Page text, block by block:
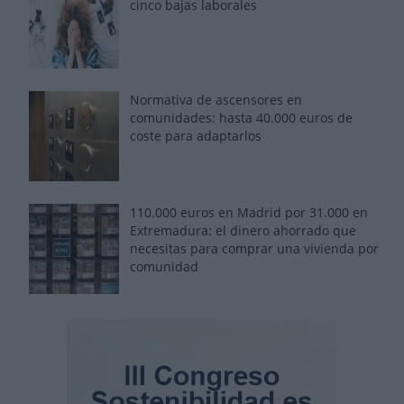
cinco bajas laborales
Normativa de ascensores en
comunidades: hasta 40.000 euros de
coste para adaptarlos
110.000 euros en Madrid por 31.000 en
Extremadura: el dinero ahorrado que
necesitas para comprar una vivienda por
comunidad